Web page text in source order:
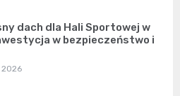
dach dla Hali Sportowej w
w bezpieczeństwo i